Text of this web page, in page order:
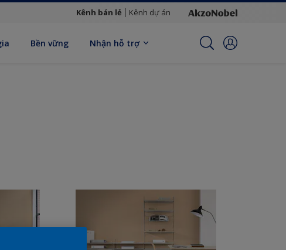
Kênh bán lẻ Kênh dự án
Bền vững Nhận hỗ trợ